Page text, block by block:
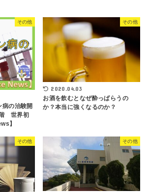
その他
の治験開
世界初
】
その他
2020.04.03
お酒を飲むとなぜ酔っぱらうの
か？本当に強くなるのか？
その他 その他